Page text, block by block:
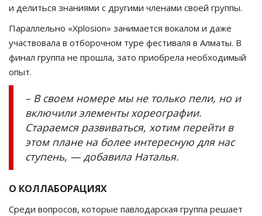
и делиться знаниями с другими членами своей группы.
Параллельно «Xplosion» занимается вокалом и даже
участвовала в отборочном туре фестиваля в Алматы. В
финал группа не прошла, зато приобрела необходимый
опыт.
– В своем номере мы не только пели, но и
включили элементы хореографии.
Стараемся развиваться, хотим перейти в
этом плане на более интересную для нас
ступень, — добавила Наталья.
О КОЛЛАБОРАЦИЯХ
Среди вопросов, которые павлодарская группа решает